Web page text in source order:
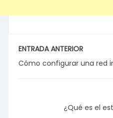
ENTRADA ANTERIOR
Cómo configurar una red
¿Qué es el